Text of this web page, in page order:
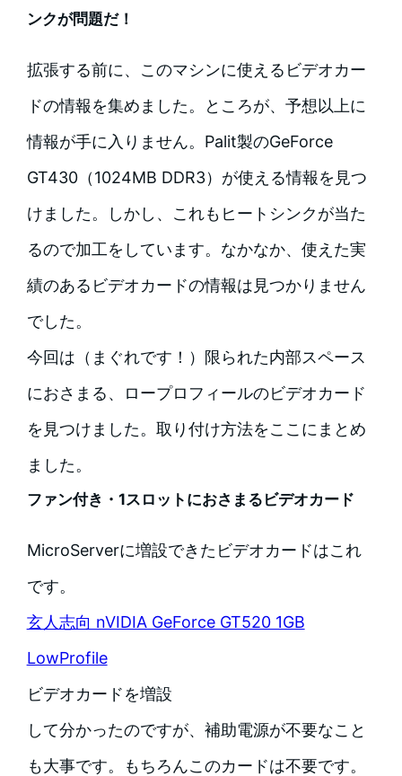
ンクが問題だ！
拡張する前に、このマシンに使えるビデオカー
ドの情報を集めました。ところが、予想以上に
情報が手に入りません。Palit製のGeForce
GT430（1024MB DDR3）が使える情報を見つ
けました。しかし、これもヒートシンクが当た
るので加工をしています。なかなか、使えた実
績のあるビデオカードの情報は見つかりません
でした。
今回は（まぐれです！）限られた内部スペース
におさまる、ロープロフィールのビデオカード
を見つけました。取り付け方法をここにまとめ
ました。
ファン付き・1スロットにおさまるビデオカード
MicroServerに増設できたビデオカードはこれ
です。
玄人志向 nVIDIA GeForce GT520 1GB
LowProfile
ビデオカードを増設
して分かったのですが、補助電源が不要なこと
も大事です。もちろんこのカードは不要です。